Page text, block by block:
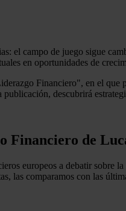
el campo de juego sigue
en oportunidades de
Financiero", en el
descubrirá
Financiero de
europeos a debatir sobre
las comparamos con las